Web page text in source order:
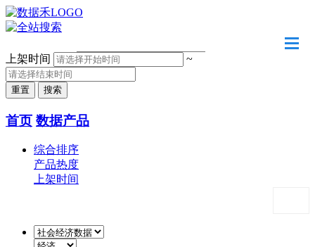
上架时间
~
首页 数据产品
综合排序
产品热度
上架时间